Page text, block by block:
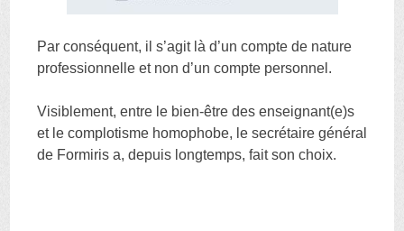
Par conséquent, il s’agit là d’un compte de nature
professionnelle et non d’un compte personnel.
Visiblement, entre le bien-être des enseignant(e)s
et le complotisme homophobe, le secrétaire général
de Formiris a, depuis longtemps, fait son choix.